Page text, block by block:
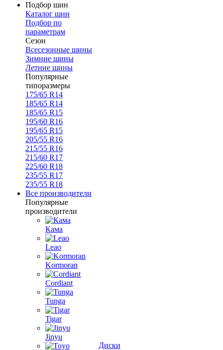
Подбор шин
Каталог шин
Подбор по
параметрам
Сезон
Всесезонные шины
Зимние шины
Летние шины
Популярные
типоразмеры
175/65 R14
185/65 R14
185/65 R15
195/60 R16
195/65 R15
205/55 R16
215/55 R16
215/60 R17
225/60 R18
235/55 R17
235/55 R18
Все производители
Популярные
производители
Кама
Leao
Kormoran
Cordiant
Tunga
Tigar
Jinyu
Диски